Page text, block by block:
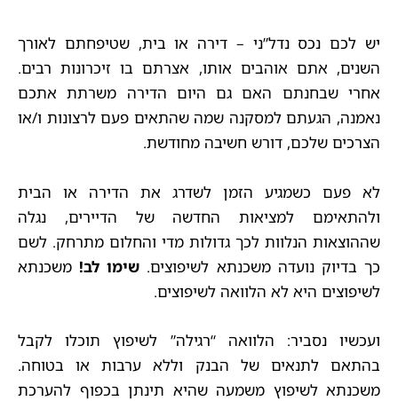
יש לכם נכס נדל”ני – דירה או בית, שטיפחתם לאורך
השנים, אתם אוהבים אותו, אצרתם בו זיכרונות רבים.
אחרי שבחנתם האם גם היום הדירה משרתת אתכם
נאמנה, הגעתם למסקנה שמה שהתאים פעם לרצונות ו/או
הצרכים שלכם, דורש חשיבה מחודשת.
לא פעם כשמגיע הזמן לשדרג את הדירה או הבית
ולהתאימם למציאות החדשה של הדיירים, נגלה
שההוצאות הנלוות לכך גדולות מדי והחלום מתרחק. לשם
כך בדיוק נועדה משכנתא לשיפוצים. שימו לב! משכנתא
לשיפוצים היא לא הלוואה לשיפוצים.
ועכשיו נסביר: הלוואה “רגילה” לשיפוץ תוכלו לקבל
בהתאם לתנאים של הבנק וללא ערבות או בטוחה.
משכנתא לשיפוץ משמעה שהיא תינתן בכפוף להערכת